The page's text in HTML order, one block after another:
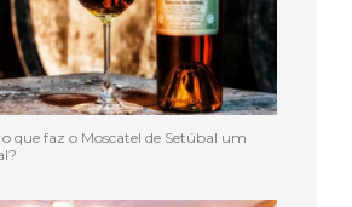
que faz o Moscatel de Setúbal um